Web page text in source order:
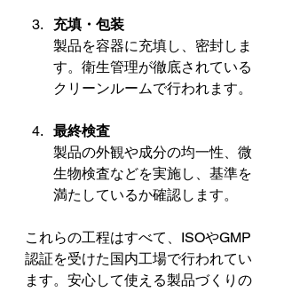
充填・包装
製品を容器に充填し、密封しま
す。衛生管理が徹底されている
クリーンルームで行われます。
最終検査
製品の外観や成分の均一性、微
生物検査などを実施し、基準を
満たしているか確認します。
これらの工程はすべて、ISOやGMP
認証を受けた国内工場で行われてい
ます。安心して使える製品づくりの